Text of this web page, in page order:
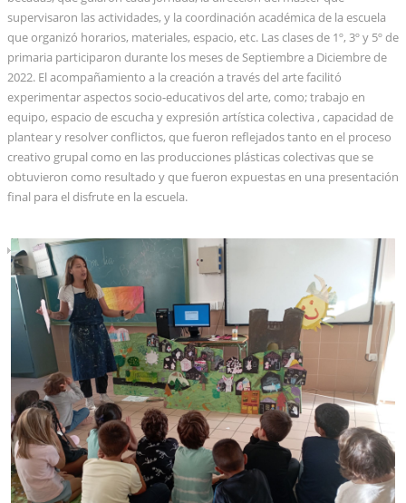
supervisaron las actividades, y la coordinación académica de la escuela
que organizó horarios, materiales, espacio, etc. Las clases de 1º, 3º y 5º de
primaria participaron durante los meses de Septiembre a Diciembre de
2022. El acompañamiento a la creación a través del arte facilitó
experimentar aspectos socio-educativos del arte, como; trabajo en
equipo, espacio de escucha y expresión artística colectiva , capacidad de
plantear y resolver conflictos, que fueron reflejados tanto en el proceso
creativo grupal como en las producciones plásticas colectivas que se
obtuvieron como resultado y que fueron expuestas en una presentación
final para el disfrute en la escuela.